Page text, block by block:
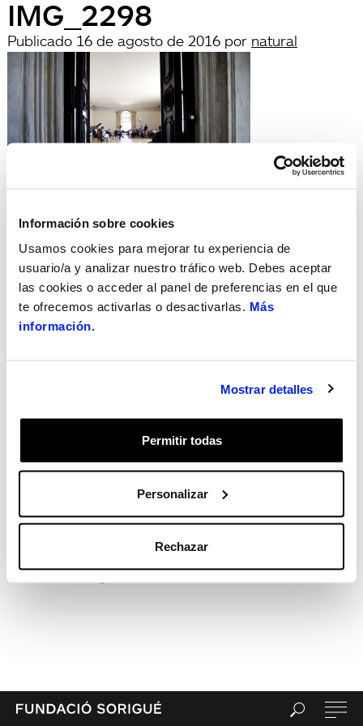
Información sobre cookies
Usamos cookies para mejorar tu experiencia de
usuario/a y analizar nuestro tráfico web. Debes aceptar
las cookies o acceder al panel de preferencias en el que
te ofrecemos activarlas o desactivarlas. Más
información.
Mostrar detalles
Permitir todas
Personalizar
Rechazar
IMG_2298
Publicado 16 de agosto de 2016por natural
Deja una respuesta
Lo siento, debes estarconectadopara publicar un
comentario.
Búsqueda
Buscar
por:
Search
Archives
Sin categorizar
Feed de entradas
WordPress.org